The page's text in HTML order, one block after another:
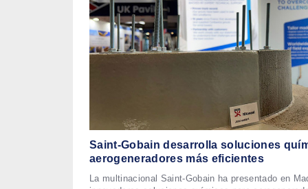
Saint-Gobain desarrolla soluciones
aerogeneradores más eficientes
La multinacional Saint-Gobain ha presentado en